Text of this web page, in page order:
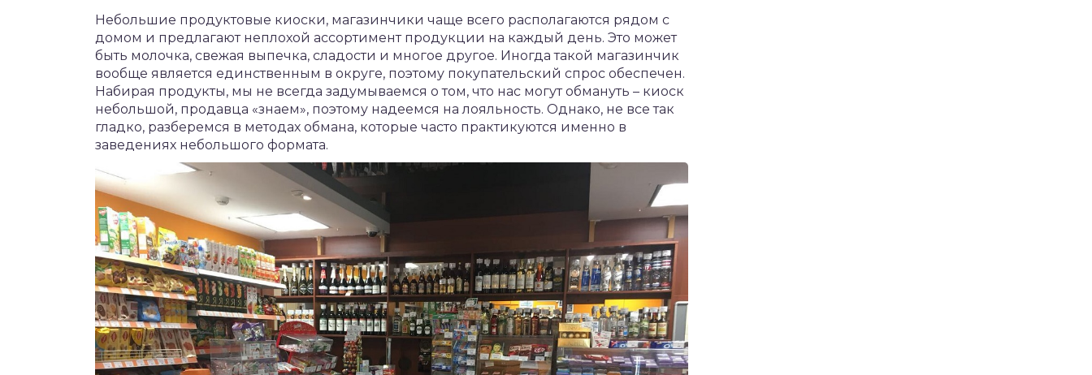
Небольшие продуктовые киоски, магазинчики чаще всего располагаются рядом с
домом и предлагают неплохой ассортимент продукции на каждый день. Это может
быть молочка, свежая выпечка, сладости и многое другое. Иногда такой магазинчик
вообще является единственным в округе, поэтому покупательский спрос обеспечен.
Набирая продукты, мы не всегда задумываемся о том, что нас могут обмануть – киоск
небольшой, продавца «знаем», поэтому надеемся на лояльность. Однако, не все так
гладко, разберемся в методах обмана, которые часто практикуются именно в
заведениях небольшого формата.
крыши и кровли